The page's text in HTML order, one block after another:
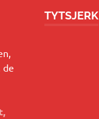
de
TYTSJERK